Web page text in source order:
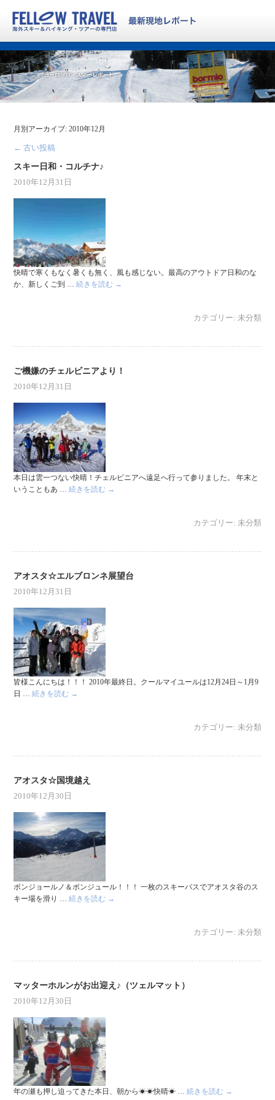
月別アーカイブ:2010年12月
← 古い投稿
スキー日和・コルチナ♪
2010年12月31日
快晴で寒くもなく暑くも無く、風も感じない。最高のアウトドア日和のな
か、新しくご到 …続きを読む →
カテゴリー: 未分類
ご機嫌のチェルビニアより！
2010年12月31日
本日は雲一つない快晴！チェルビニアへ遠足へ行って参りました。 年末と
いうこともあ …続きを読む →
カテゴリー: 未分類
アオスタ☆エルブロンネ展望台
2010年12月31日
皆様こんにちは！！！ 2010年最終日。クールマイユールは12月24日～1月9
日 …続きを読む →
カテゴリー: 未分類
アオスタ☆国境越え
2010年12月30日
ボンジョールノ＆ボンジュール！！！ 一枚のスキーパスでアオスタ谷のス
キー場を滑り …続きを読む →
カテゴリー: 未分類
マッターホルンがお出迎え♪（ツェルマット）
2010年12月30日
年の瀬も押し迫ってきた本日、朝から☀☀快晴☀ …続きを読む →